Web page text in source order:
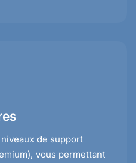
de support
vous permettant